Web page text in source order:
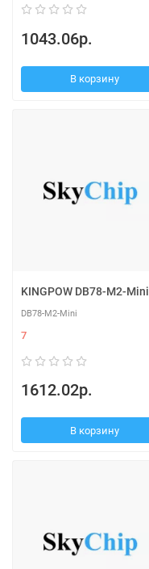
1043.06р.
В корзину
KINGPOW DB78-M2-Mini
DB78-M2-Mini
7
1612.02р.
В корзину